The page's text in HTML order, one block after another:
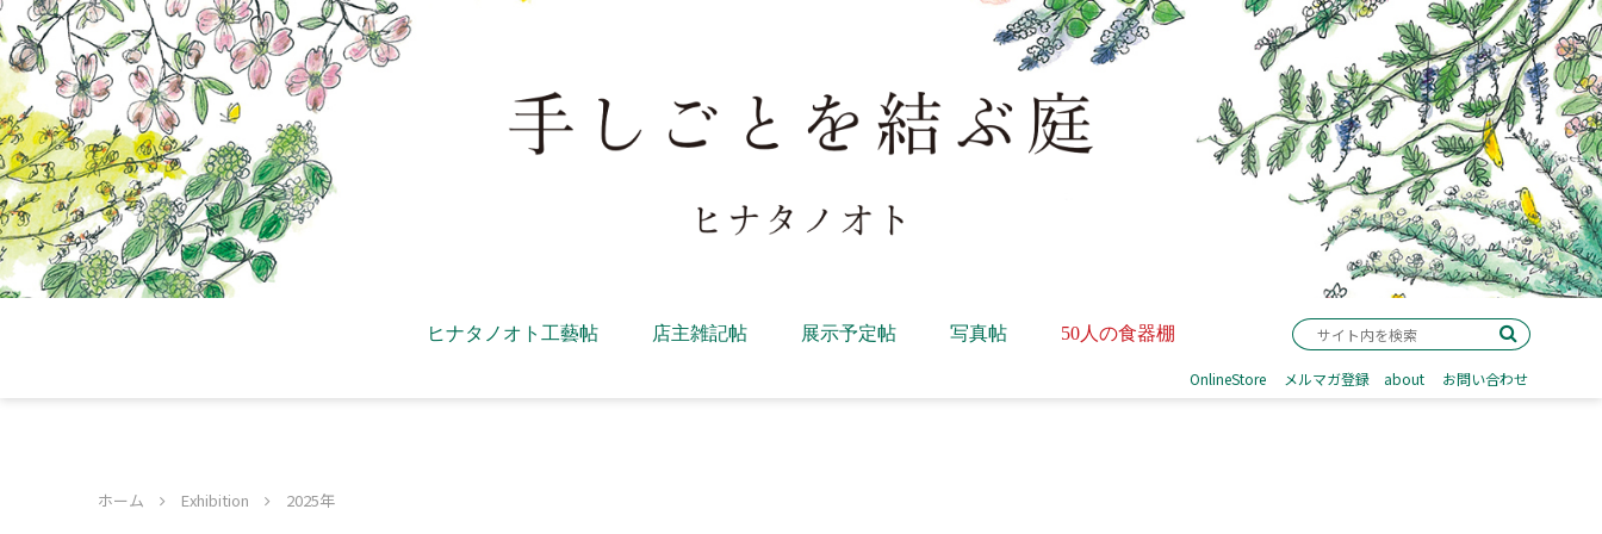
ヒナタノオト工藝帖 店主雑記帖 展示予定帖 写真帖 50人の食器棚
OnlineStore メルマガ登録 about お問い合わせ
ホーム Exhibition 2025年